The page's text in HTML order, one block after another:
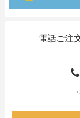
電話ご注